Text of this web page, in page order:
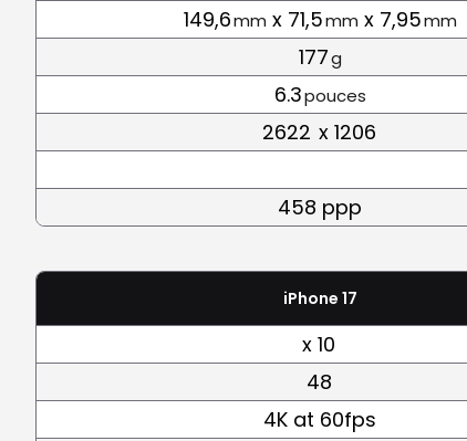
149,6mm x 71,5mm x 7,95mm
177g
6.3pouces
2622 x 1206
458 ppp
iPhone 17
x 10
48
4K at 60fps